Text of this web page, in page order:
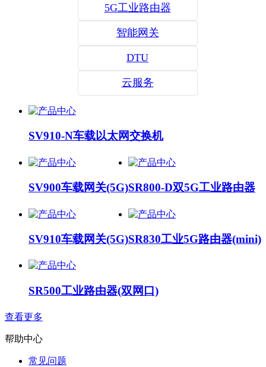
5G工业路由器
智能网关
DTU
云服务
SV910-N车载以太网交换机
SV900车载网关(5G)SR800-D双5G工业路由器
SV910车载网关(5G)SR830工业5G路由器(mini)
SR500工业路由器(双网口)
查看更多
帮助中心
常见问题